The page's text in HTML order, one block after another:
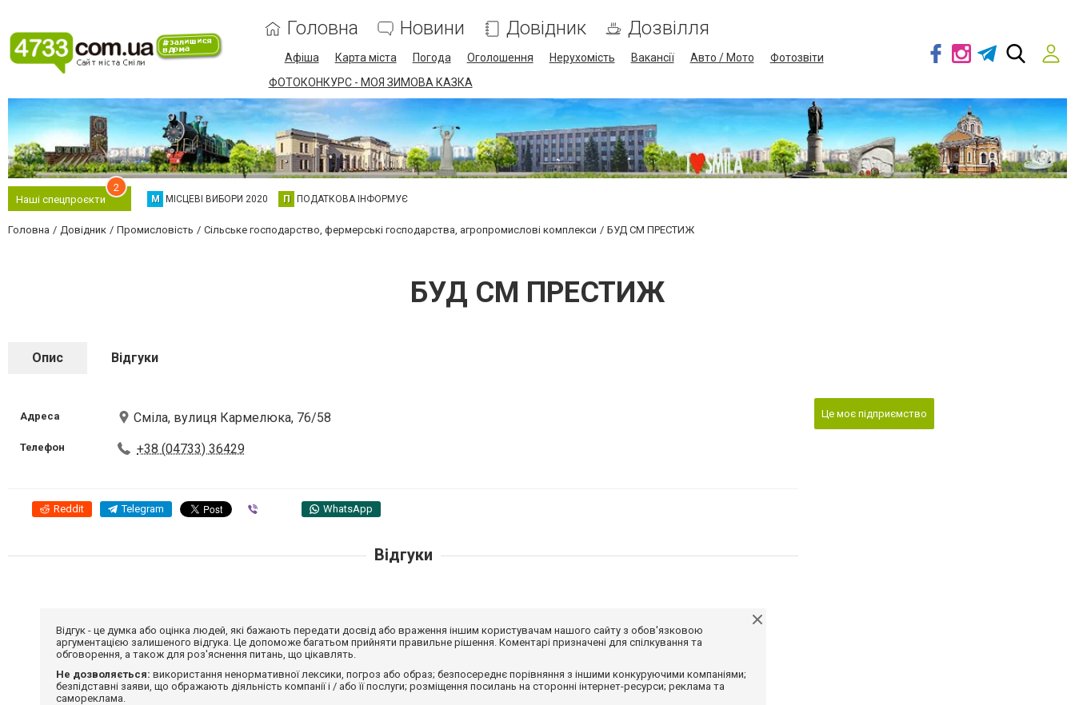
Головна Новини Довідник Дозвілля
Афіша Карта міста Погода Оголошення Нерухомість Вакансії Авто / Мото
Фотозвіти
ФОТОКОНКУРС - МОЯ ЗИМОВА КАЗКА
Наші спецпроєкти
2
М МІСЦЕВІ ВИБОРИ 2020 П ПОДАТКОВА ІНФОРМУЄ
Головна Довідник Промисловість Сільське господарство, фермерські господарства, агропромислові комплекси БУД СМ ПРЕСТИЖ
БУД СМ ПРЕСТИЖ
Опис Відгуки
Адреса Сміла, вулиця Кармелюка, 76/58
Телефон +38 (04733) 36429
Reddit Telegram WhatsApp
Це моє підприємство
Відгуки
Відгук - це думка або оцінка людей, які бажають передати досвід або враження іншим користувачам нашого сайту з обов'язковою
аргументацією залишеного відгука. Це допоможе багатьом прийняти правильне рішення. Коментарі призначені для спілкування та
обговорення, а також для роз'яснення питань, що цікавлять.
Не дозволяється: використання ненормативної лексики, погроз або образ; безпосереднє порівняння з іншими конкуруючими компаніями;
безпідставні заяви, що ображають діяльність компанії і / або її послуги; розміщення посилань на сторонні інтернет-ресурси; реклама та
самореклама.